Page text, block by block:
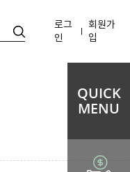
로그
인
회원가
입
QUICK
MENU